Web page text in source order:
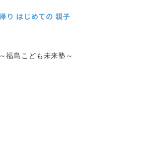
り はじめての 親子